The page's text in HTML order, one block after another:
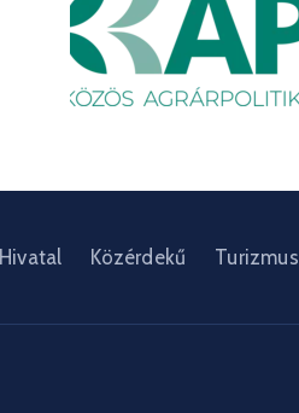
Hivatal Közérdekű Turizmus